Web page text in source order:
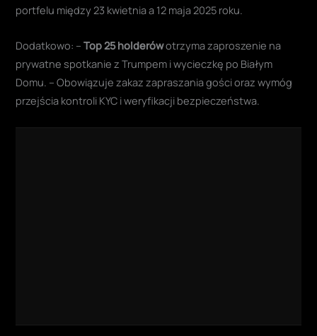
portfelu między 23 kwietnia a 12 maja 2025 roku.
Dodatkowo: –Top 25 holderówotrzyma zaproszenie na
prywatne spotkanie z Trumpem i wycieczkę po Białym
Domu. – Obowiązuje zakaz zapraszania gości oraz wymóg
przejścia kontroli KYC i weryfikacji bezpieczeństwa.